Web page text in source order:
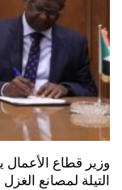
وزير قطاع
التيلة لمصانع الغزل